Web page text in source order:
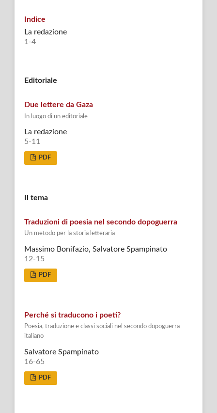
Indice
La redazione
1-4
Editoriale
Due lettere da Gaza
In luogo di un editoriale
La redazione
5-11
PDF
Il tema
Traduzioni di poesia nel secondo dopoguerra
Un metodo per la storia letteraria
Massimo Bonifazio, Salvatore Spampinato
12-15
PDF
Perché si traducono i poeti?
Poesia, traduzione e classi sociali nel secondo dopoguerra
italiano
Salvatore Spampinato
16-65
PDF